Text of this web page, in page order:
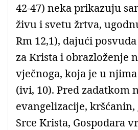
42-47) neka prikazuju
živu i svetu žrtva,
Rm 12,1), dajući
za Krista i obrazloženje
vječnoga, koja je u njima
(ivi, 10). Pred zadatkom
evangelizacije,
Srce Krista, Gospodara